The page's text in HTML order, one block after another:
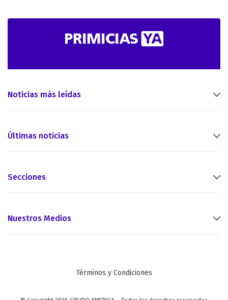
Noticias más leídas
Últimas noticias
Secciones
Nuestros Medios
Términos y Condiciones